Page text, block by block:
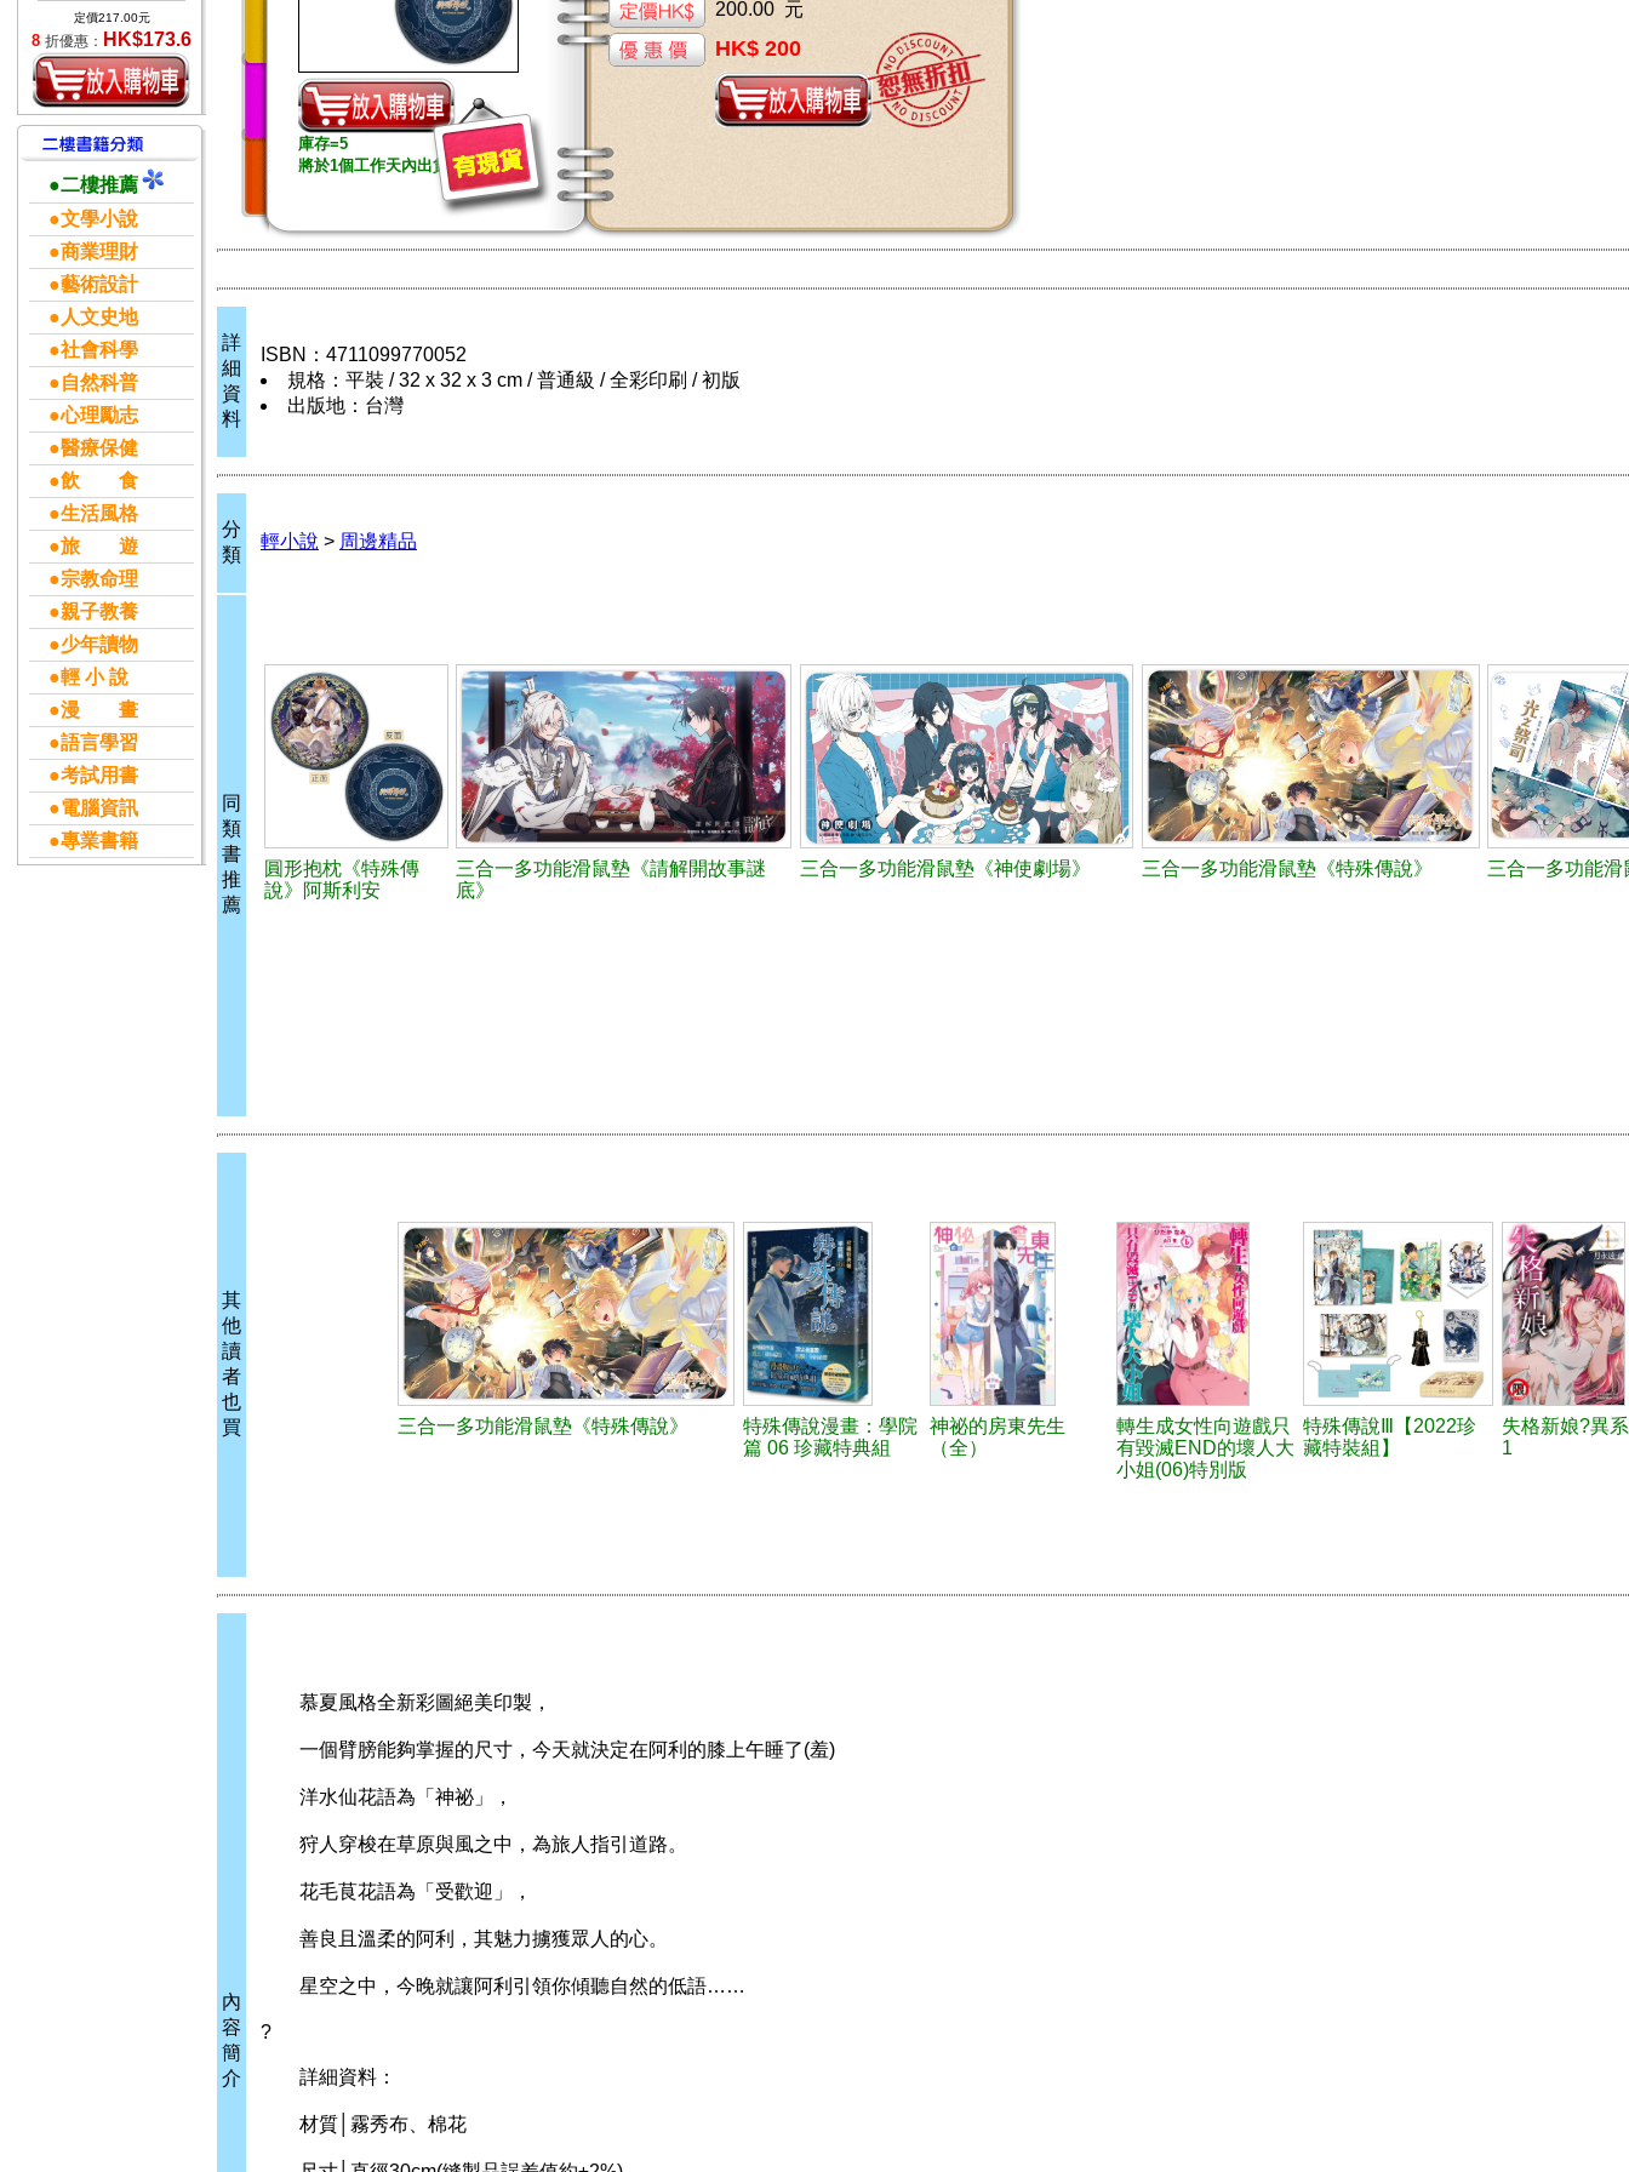
定價217.00元
8 折優惠： HK$173.6
●二樓推薦
●文學小說
●商業理財
●藝術設計
●人文史地
●社會科學
●自然科普
●心理勵志
●醫療保健
●飲 食
●生活風格
●旅 遊
●宗教命理
●親子教養
●少年讀物
●輕 小 說
●漫 畫
●語言學習
●考試用書
●電腦資訊
●專業書籍
庫存=5
將於1個工作天內出貨
200.00 元
HK$ 200
詳
細
資
料
ISBN：4711099770052
規格：平裝 / 32 x 32 x 3 cm / 普通級 / 全彩印刷 / 初版
出版地：台灣
分
類
輕小說 > 周邊精品
同
類
書
推
薦
圓形抱枕《特殊傳
說》阿斯利安
三合一多功能滑鼠墊《請解開故事謎
底》
三合一多功能滑鼠墊《神使劇場》 三合一多功能滑鼠墊《特殊傳說》 三合一多功能
其
他
讀
者
也
買
三合一多功能滑鼠墊《特殊傳說》
特殊傳說漫畫：學院
篇 06 珍藏特典組
神祕的房東先生
（全）
轉生成女性向遊戲只
有毀滅END的壞人大
小姐(06)特別版
特殊傳說Ⅲ【2022珍
藏特裝組】
失格新娘?異
1
內
容
簡
介
慕夏風格全新彩圖絕美印製，
一個臂膀能夠掌握的尺寸，今天就決定在阿利的膝上午睡了(羞)
洋水仙花語為「神祕」，
狩人穿梭在草原與風之中，為旅人指引道路。
花毛茛花語為「受歡迎」，
善良且溫柔的阿利，其魅力擄獲眾人的心。
星空之中，今晚就讓阿利引領你傾聽自然的低語……
?
詳細資料：
材質│霧秀布、棉花